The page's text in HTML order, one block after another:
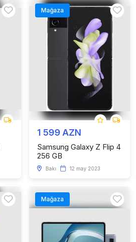
Mağaza
1 599 AZN
Samsung Galaxy Z Flip 4
256 GB
Bakı 12 may 2023
Mağaza